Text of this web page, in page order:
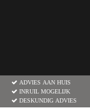
ADVIES AAN HUIS
INRUIL MOGELIJK
DESKUNDIG ADVIES